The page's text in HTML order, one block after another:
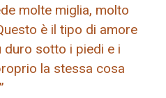
molte miglia, molto
è il tipo di amore
duro sotto i piedi e i
la stessa cosa